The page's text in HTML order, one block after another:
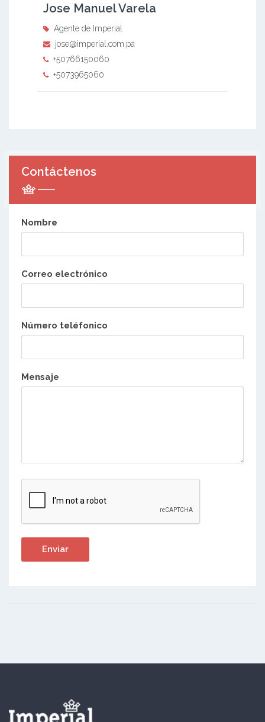
Jose Manuel Varela
Agente de Imperial
jose@imperial.com.pa
+50766150060
+5073965060
Contáctenos
Nombre
Correo electrónico
Número teléfonico
Mensaje